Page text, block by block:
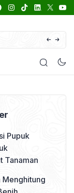
66 Daftar
Manfaat
Pupuk
Tanaman
Menghitung